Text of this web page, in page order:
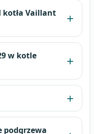
kotła Vaillant
w kotle
podgrzewa